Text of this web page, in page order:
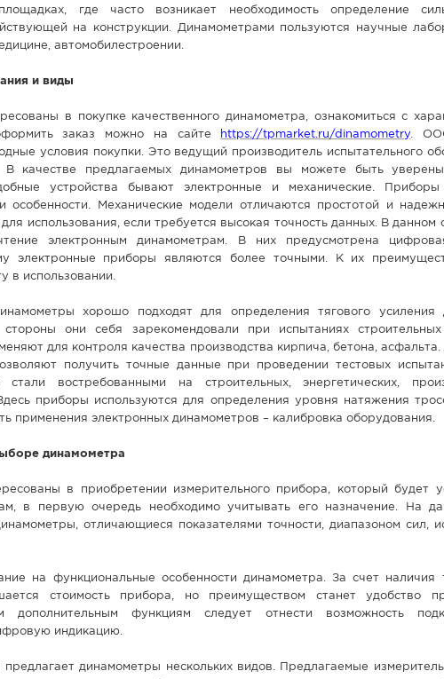
где часто возникает необходимость определение
на конструкции. Динамометрами пользуются научные
автомобилестроении.
и виды
в покупке качественного динамометра, ознакомиться с
заказ можно на сайте
https://tpmarket.ru/dinamometry .
условия покупки. Это ведущий производитель испытательного
качестве предлагаемых динамометров вы можете быть
устройства бывают электронные и механические.
особенности. Механические модели отличаются простотой и
использования, если требуется высокая точность данных. В данном
электронным динамометрам. В них предусмотрена
электронные приборы являются более точными. К их
в использовании.
хорошо подходят для определения тягового усиления
стороны они себя зарекомендовали при испытаниях
для контроля качества производства кирпича, бетона,
получить точные данные при проведении тестовых
востребованными на строительных, энергетических,
приборы используются для определения уровня натяжения
применения электронных динамометров – калибровка оборудования.
динамометра
в приобретении измерительного прибора, который будет
в первую очередь необходимо учитывать его назначение. На
отличающиеся показателями точности, диапазоном сил,
на функциональные особенности динамометра. За счет наличия
стоимость прибора, но преимуществом станет удобство
дополнительным функциям следует отнести возможность
индикацию.
динамометры нескольких видов. Предлагаемые